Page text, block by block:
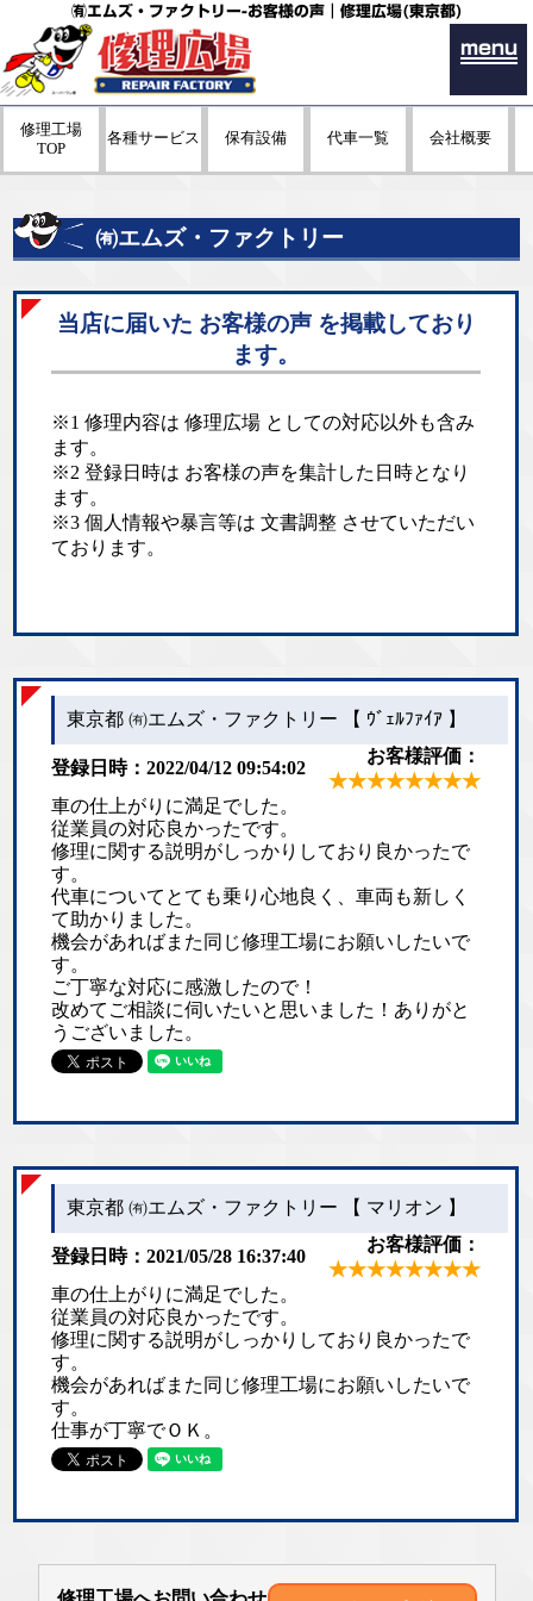
㈲エムズ・ファクトリー-お客様の声｜修理広場(東京都)
menu
修理工場
TOP
各種サービス 保有設備 代車一覧 会社概要
㈲エムズ・ファクトリー
当店に届いた お客様の声 を掲載しており
ます。
※1 修理内容は 修理広場 としての対応以外も含み
ます。
※2 登録日時は お客様の声を集計した日時となり
ます。
※3 個人情報や暴言等は 文書調整 させていただい
ております。
東京都 ㈲エムズ・ファクトリー 【 ｳﾞｪﾙﾌｧｲｱ 】
登録日時：2022/04/12 09:54:02
お客様評価：
★★★★★★★★
車の仕上がりに満足でした。
従業員の対応良かったです。
修理に関する説明がしっかりしており良かったで
す。
代車についてとても乗り心地良く、車両も新しく
て助かりました。
機会があればまた同じ修理工場にお願いしたいで
す。
ご丁寧な対応に感激したので！
改めてご相談に伺いたいと思いました！ありがと
うございました。
東京都 ㈲エムズ・ファクトリー 【 マリオン 】
登録日時：2021/05/28 16:37:40
お客様評価：
★★★★★★★★
車の仕上がりに満足でした。
従業員の対応良かったです。
修理に関する説明がしっかりしており良かったで
す。
機会があればまた同じ修理工場にお願いしたいで
す。
仕事が丁寧でＯＫ。